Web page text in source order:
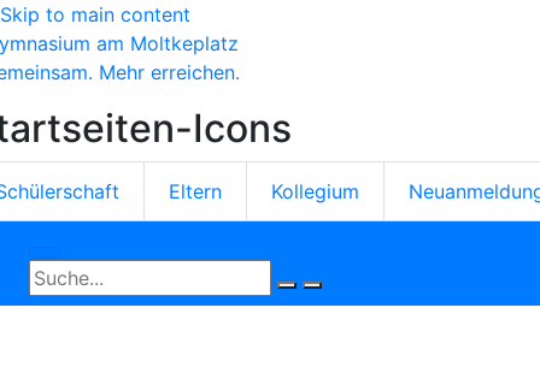
Skip to main content
am Moltkeplatz
Mehr erreichen.
Icons
Eltern Kollegium